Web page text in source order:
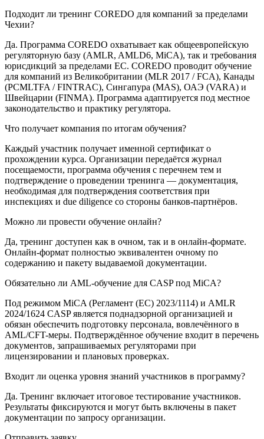
Подходит ли тренинг COREDO для компаний за пределами
Чехии?
Да. Программа COREDO охватывает как общеевропейскую
регуляторную базу (AMLR, AMLD6, MiCA), так и требования
юрисдикций за пределами ЕС. COREDO проводит обучение
для компаний из Великобритании (MLR 2017 / FCA), Канады
(PCMLTFA / FINTRAC), Сингапура (MAS), ОАЭ (VARA) и
Швейцарии (FINMA). Программа адаптируется под местное
законодательство и практику регулятора.
Что получает компания по итогам обучения?
Каждый участник получает именной сертификат о
прохождении курса. Организации передаётся журнал
посещаемости, программа обучения с перечнем тем и
подтверждение о проведении тренинга — документация,
необходимая для подтверждения соответствия при
инспекциях и due diligence со стороны банков-партнёров.
Можно ли провести обучение онлайн?
Да, тренинг доступен как в очном, так и в онлайн-формате.
Онлайн-формат полностью эквивалентен очному по
содержанию и пакету выдаваемой документации.
Обязательно ли AML-обучение для CASP под MiCA?
Под режимом MiCA (Регламент (ЕС) 2023/1114) и AMLR
2024/1624 CASP является поднадзорной организацией и
обязан обеспечить подготовку персонала, вовлечённого в
AML/CFT-меры. Подтверждённое обучение входит в перечень
документов, запрашиваемых регуляторами при
лицензировании и плановых проверках.
Входит ли оценка уровня знаний участников в программу?
Да. Тренинг включает итоговое тестирование участников.
Результаты фиксируются и могут быть включены в пакет
документации по запросу организации.